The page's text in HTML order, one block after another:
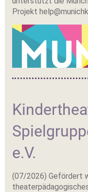
Projekt
e.V.
(07/2026) Gefördert